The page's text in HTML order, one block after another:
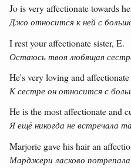
Jo is very affectionate towards
Джо относится к ней с
I rest your affectionate sister, E.
Остаюсь твоя любящая
He's very loving and
К сестре он относится с
He is the most affectionate and
Я ещё никогда не встречала
Marjorie gave his hair an
Марджери ласково